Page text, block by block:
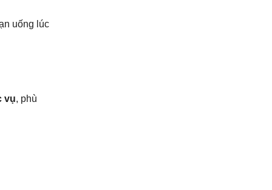
uống lúc
vụ, phù